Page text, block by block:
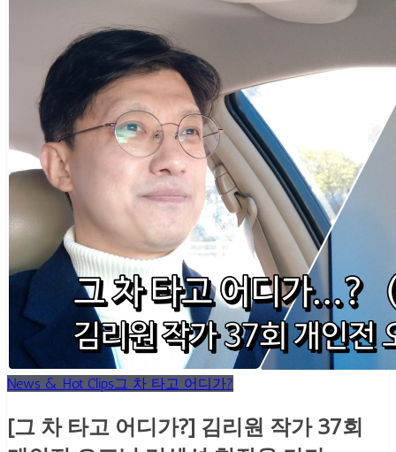
News & Hot Clips그 차 타고 어디가?
[그 차 타고 어디가?] 김리원 작가 37회